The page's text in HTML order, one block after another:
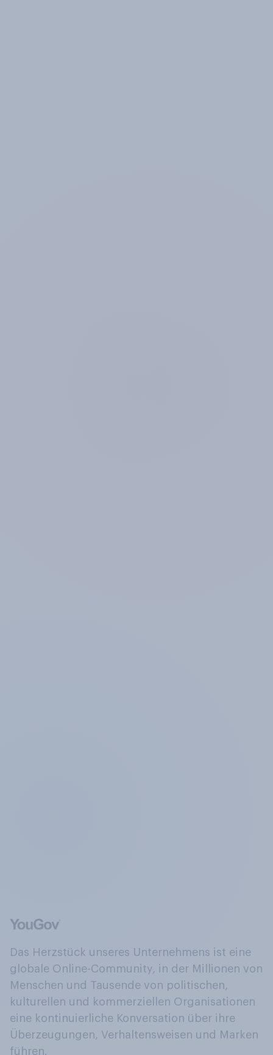
Das Herzstück unseres Unternehmens ist eine
globale Online-Community, in der Millionen von
Menschen und Tausende von politischen,
kulturellen und kommerziellen Organisationen
eine kontinuierliche Konversation über ihre
Überzeugungen, Verhaltensweisen und Marken
führen.